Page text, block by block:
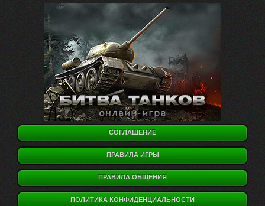
СОГЛАШЕНИЕ
ПРАВИЛА ИГРЫ
ПРАВИЛА ОБЩЕНИЯ
ПОЛИТИКА КОНФИДЕНЦИАЛЬНОСТИ